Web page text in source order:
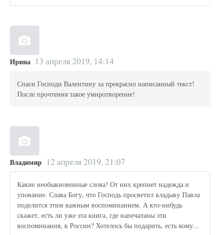
Ирина 13 апреля 2019, 14:14
Спаси Господи Валентину за прекрасно написанный текст!
После прочтения такое умиротворение!
Владимир 12 апреля 2019, 21:07
Какие необыкновенные слова! От них крепнет надежда и
упование. Слава Богу, что Господь просветил владыку Павла
поделится этим важным воспоминанием. А кто-нибудь
скажет, есть ли уже эта книга, где напечатаны эти
воспоминания, в России? Хотелось бы подарить, есть кому...